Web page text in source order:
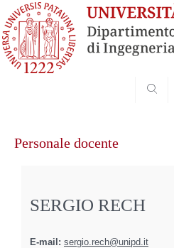
contenuto
Personale docente
SERGIO RECH
E-mail: sergio.rech@unipd.it